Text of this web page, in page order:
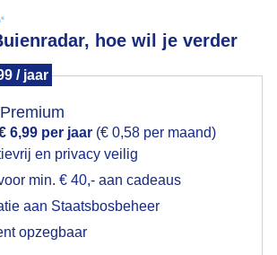
hoe wil je verder
/ jaar
6,99 per jaar (€ 0,58 per maand)
en privacy veilig
min. € 40,- aan cadeaus
aan Staatsbosbeheer
opzegbaar
heerlijk weer om te wandelen
je locatie gebruiken voor het
geen akkoord op hebt gegeven,
een pop-up uit je browser waarin